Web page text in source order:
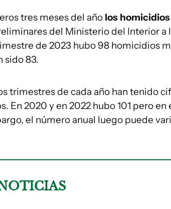
tres meses del año los homicidios
del Ministerio del Interior a
de 2023 hubo 98 homicidios
sido 83.
trimestres de cada año han tenido
En 2020 y en 2022 hubo 101 pero
el número anual luego puede